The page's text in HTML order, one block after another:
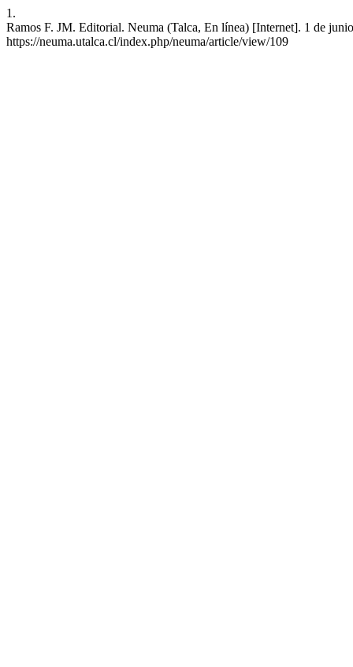
1.
Ramos F. JM. Editorial. Neuma (Talca, En línea) [Internet]. 1 de
https://neuma.utalca.cl/index.php/neuma/article/view/109